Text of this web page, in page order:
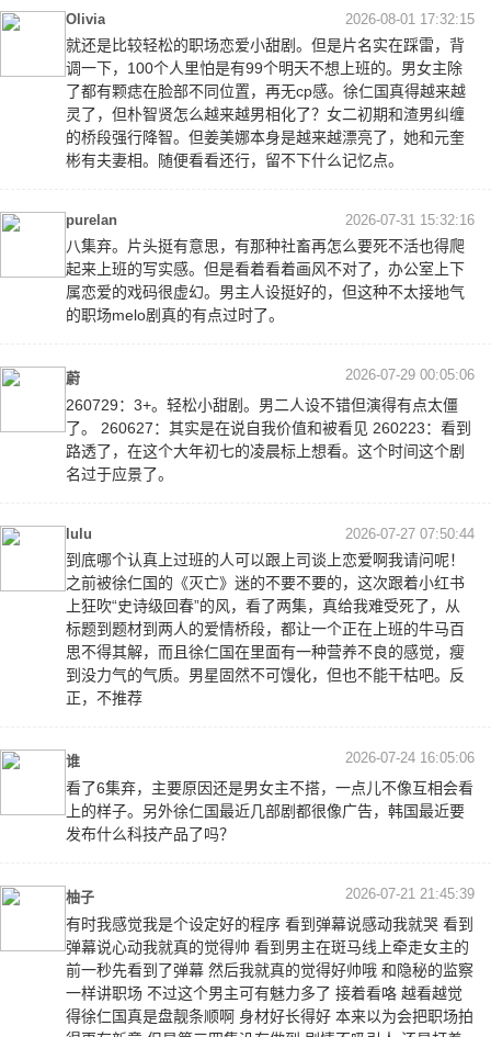
Olivia 2026-08-01 17:32:15
就还是比较轻松的职场恋爱小甜剧。但是片名实在踩雷，背
调一下，100个人里怕是有99个明天不想上班的。男女主除
了都有颗痣在脸部不同位置，再无cp感。徐仁国真得越来越
灵了，但朴智贤怎么越来越男相化了？女二初期和渣男纠缠
的桥段强行降智。但姜美娜本身是越来越漂亮了，她和元奎
彬有夫妻相。随便看看还行，留不下什么记忆点。
purelan 2026-07-31 15:32:16
八集弃。片头挺有意思，有那种社畜再怎么要死不活也得爬
起来上班的写实感。但是看着看着画风不对了，办公室上下
属恋爱的戏码很虚幻。男主人设挺好的，但这种不太接地气
的职场melo剧真的有点过时了。
蔚 2026-07-29 00:05:06
260729：3+。轻松小甜剧。男二人设不错但演得有点太僵
了。 260627：其实是在说自我价值和被看见 260223：看到
路透了，在这个大年初七的凌晨标上想看。这个时间这个剧
名过于应景了。
lulu 2026-07-27 07:50:44
到底哪个认真上过班的人可以跟上司谈上恋爱啊我请问呢！
之前被徐仁国的《灭亡》迷的不要不要的，这次跟着小红书
上狂吹“史诗级回春”的风，看了两集，真给我难受死了，从
标题到题材到两人的爱情桥段，都让一个正在上班的牛马百
思不得其解，而且徐仁国在里面有一种营养不良的感觉，瘦
到没力气的气质。男星固然不可馒化，但也不能干枯吧。反
正，不推荐
谁 2026-07-24 16:05:06
看了6集弃，主要原因还是男女主不搭，一点儿不像互相会看
上的样子。另外徐仁国最近几部剧都很像广告，韩国最近要
发布什么科技产品了吗？
柚子 2026-07-21 21:45:39
有时我感觉我是个设定好的程序 看到弹幕说感动我就哭 看到
弹幕说心动我就真的觉得帅 看到男主在斑马线上牵走女主的
前一秒先看到了弹幕 然后我就真的觉得好帅哦 和隐秘的监察
一样讲职场 不过这个男主可有魅力多了 接着看咯 越看越觉
得徐仁国真是盘靓条顺啊 身材好长得好 本来以为会把职场拍